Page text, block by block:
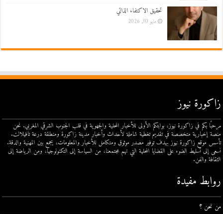
تحقيق الاكتفاء الذاتي
مايو 30, 2026
زاكورة نيوز
مرحبًا بكم في زاكورة نيوز، بوابتكم الأولى للأخبار المحلية والجهوية في قلب الجنوب الشرقي المغربي. نحن
منصة إخبارية متخصصة في تقديم تغطية شاملة لأحداث وأخبار مدينة زاكورة ومنطقة درعة تافيلالت.
تأسس موقع زاكورة نيوز بهدف توفير مصدر موثوق ومتكامل للأخبار والمعلومات، يجمع بين المهنية والدقة.
نسعى إلى تسليط الضوء على القضايا المحلية التي تهم مجتمعنا، من السياسة إلى التكنولوجيا، ومن الرياضة إلى
الثقافة والفن.
روابط مفيدة
من نحن ؟